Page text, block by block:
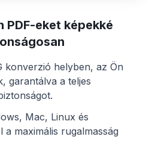
PDF-eket képekké
konverzió helyben, az Ön
garantálva a teljes
Mac, Linux és
a maximális rugalmasság